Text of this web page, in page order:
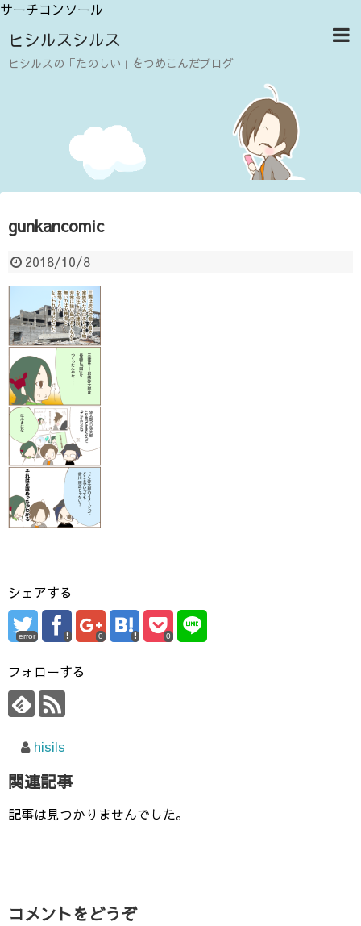
サーチコンソール
ヒシルスシルス
ヒシルスの「たのしい」をつめこんだブログ
gunkancomic
2018/10/8
シェアする
error 0 0
フォローする
hisils
関連記事
記事は見つかりませんでした。
コメントをどうぞ